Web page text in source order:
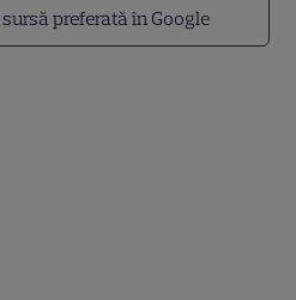
preferată în Google